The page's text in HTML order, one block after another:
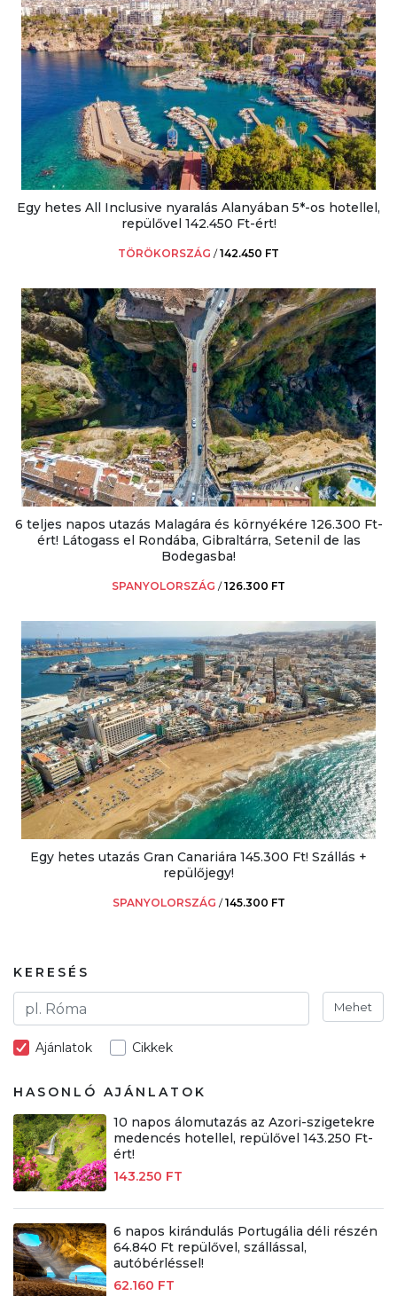
Egy hetes All Inclusive nyaralás Alanyában 5*-os hotellel,
repülővel 142.450 Ft-ért!
TÖRÖKORSZÁG /142.450 FT
6 teljes napos utazás Malagára és környékére 126.300 Ft-
ért! Látogass el Rondába, Gibraltárra, Setenil de las
Bodegasba!
SPANYOLORSZÁG /126.300 FT
Egy hetes utazás Gran Canariára 145.300 Ft! Szállás +
repülőjegy!
SPANYOLORSZÁG /145.300 FT
KERESÉS
Mehet
Ajánlatok Cikkek
HASONLÓ AJÁNLATOK
10 napos álomutazás az Azori-szigetekre
medencés hotellel, repülővel 143.250 Ft-
ért!
143.250 FT
6 napos kirándulás Portugália déli részén
64.840 Ft repülővel, szállással,
autóbérléssel!
62.160 FT